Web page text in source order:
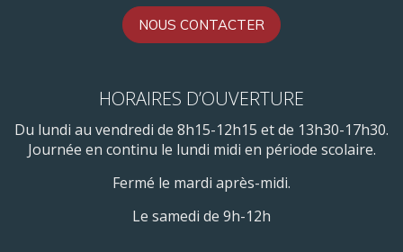
NOUS CONTACTER
HORAIRES D’OUVERTURE
Du lundi au vendredi de 8h15-12h15 et de 13h30-17h30.
Journée en continu le lundi midi en période scolaire.
Fermé le mardi après-midi.
Le samedi de 9h-12h